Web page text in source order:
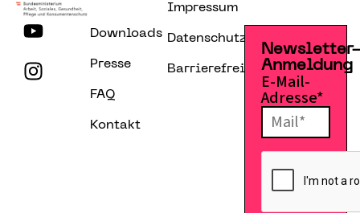
Downloads
Presse
FAQ
Kontakt
Impressum
Datenschutzerklärung
Barrierefreiheitserklärung
Anmeldung
E-Mail-
Adresse*